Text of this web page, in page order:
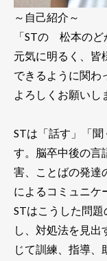
～自己紹介～
「STの 松本の
元気に明るく、皆
できるように関わ
よろしくお願いし
STは「話す」「
す。脳卒中後の言
害、ことばの発達
によるコミュニケ
STはこうした問
し、対処法を見
じて訓練、指導、